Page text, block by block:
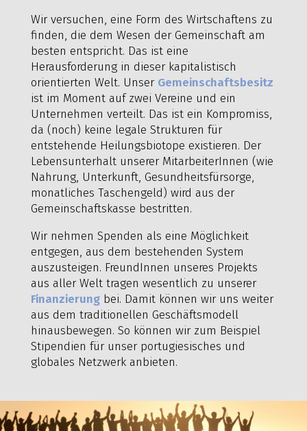
Wir versuchen, eine Form des Wirtschaftens zu
finden, die dem Wesen der Gemeinschaft am
besten entspricht. Das ist eine
Herausforderung in dieser kapitalistisch
orientierten Welt. Unser Gemeinschaftsbesitz
ist im Moment auf zwei Vereine und ein
Unternehmen verteilt. Das ist ein Kompromiss,
da (noch) keine legale Strukturen für
entstehende Heilungsbiotope existieren. Der
Lebensunterhalt unserer MitarbeiterInnen (wie
Nahrung, Unterkunft, Gesundheitsfürsorge,
monatliches Taschengeld) wird aus der
Gemeinschaftskasse bestritten.
Wir nehmen Spenden als eine Möglichkeit
entgegen, aus dem bestehenden System
auszusteigen. FreundInnen unseres Projekts
aus aller Welt tragen wesentlich zu unserer
Finanzierungbei. Damit können wir uns weiter
aus dem traditionellen Geschäftsmodell
hinausbewegen. So können wir zum Beispiel
Stipendien für unser portugiesisches und
globales Netzwerk anbieten.